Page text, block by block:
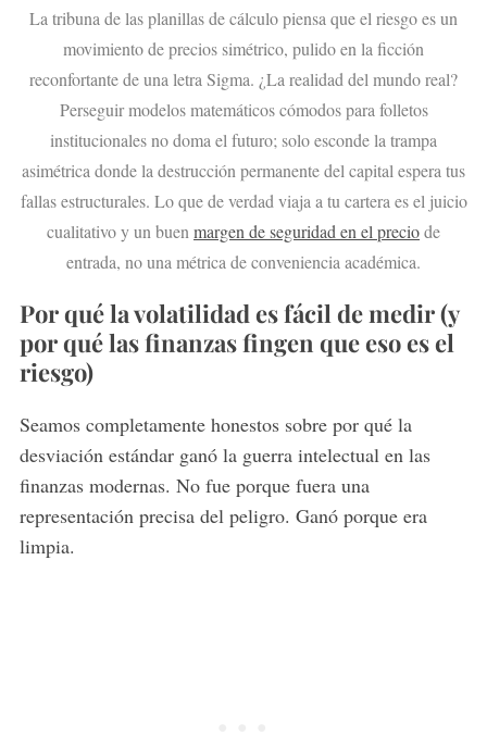
La tribuna de las planillas de cálculo piensa que el riesgo es un
movimiento de precios simétrico, pulido en la ficción
reconfortante de una letra Sigma. ¿La realidad del mundo real?
Perseguir modelos matemáticos cómodos para folletos
institucionales no doma el futuro; solo esconde la trampa
asimétrica donde la destrucción permanente del capital espera tus
fallas estructurales. Lo que de verdad viaja a tu cartera es el juicio
cualitativo y un buen margen de seguridad en el preciode
entrada, no una métrica de conveniencia académica.
Por qué la volatilidad es fácil de medir (y
por qué las finanzas fingen que eso es el
riesgo)
Seamos completamente honestos sobre por qué la
desviación estándar ganó la guerra intelectual en las
finanzas modernas. No fue porque fuera una
representación precisa del peligro. Ganó porque era
limpia.